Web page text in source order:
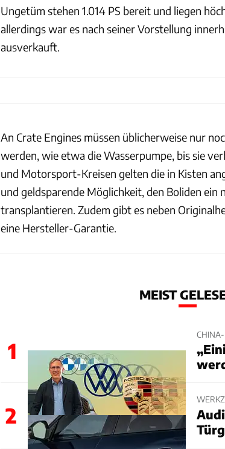
Ungetüm stehen 1.014 PS bereit und liegen
allerdings war es nach seiner Vorstellung
ausverkauft.
An Crate Engines müssen üblicherweise nur
werden, wie etwa die Wasserpumpe, bis sie
und Motorsport-Kreisen gelten die in Kisten
und geldsparende Möglichkeit, den Boliden ein
transplantieren. Zudem gibt es neben
eine Hersteller-Garantie.
MEIST
1
CHINA-
2